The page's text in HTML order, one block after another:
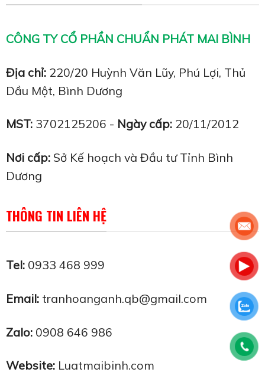
CÔNG TY CỔ PHẦN CHUẨN PHÁT MAI BÌNH
Địa chỉ: 220/20 Huỳnh Văn Lũy, Phú Lợi, Thủ
Dầu Một, Bình Dương
MST: 3702125206 - Ngày cấp: 20/11/2012
Nơi cấp: Sở Kế hoạch và Đầu tư Tỉnh Bình
Dương
THÔNG TIN LIÊN HỆ
Tel: 0933 468 999
Email: tranhoanganh.qb@gmail.com
Zalo: 0908 646 986
Website: Luatmaibinh.com